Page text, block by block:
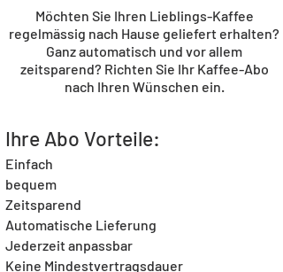
Möchten Sie Ihren Lieblings-Kaffee
regelmässig nach Hause geliefert erhalten?
Ganz automatisch und vor allem
zeitsparend? Richten Sie Ihr Kaffee-Abo
nach Ihren Wünschen ein.
Ihre Abo Vorteile:
Einfach
bequem
Zeitsparend
Automatische Lieferung
Jederzeit anpassbar
Keine Mindestvertragsdauer